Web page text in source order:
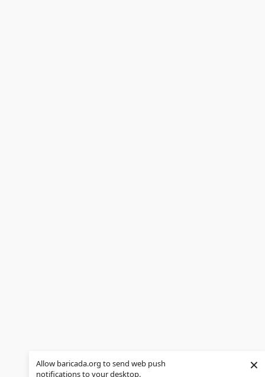
Allow baricada.org to send web push
notifications to your desktop.
×